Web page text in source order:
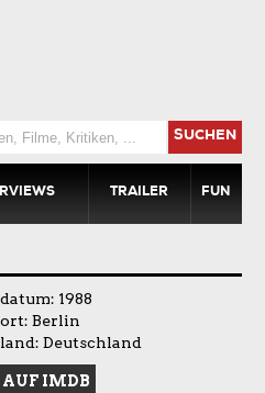
SUCHEN
TRAILER FUN
1988
Berlin
Deutschland
IMDB